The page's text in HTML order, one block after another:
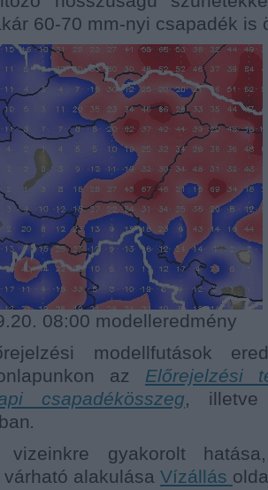
60-70 mm-nyi csapadék is
08:00 modelleredmény
modellfutások
az Előrejelzési
csapadékösszeg,
.
vizeinkre gyakorolt
alakulása Vízállás